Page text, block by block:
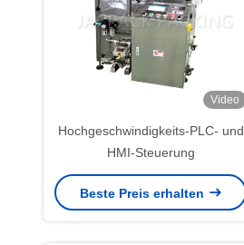
Video
Hochgeschwindigkeits-PLC- und
HMI-Steuerung
Beste Preis erhalten